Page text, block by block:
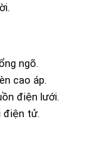
ngõ.
cao áp.
điện lưới.
điện tử.